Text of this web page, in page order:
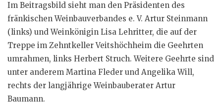
Im Beitragsbild sieht man den Präsidenten des
fränkischen Weinbauverbandes e. V. Artur Steinmann
(links) und Weinkönigin Lisa Lehritter, die auf der
Treppe im Zehntkeller Veitshöchheim die Geehrten
umrahmen, links Herbert Struch. Weitere Geehrte sind
unter anderem Martina Fleder und Angelika Will,
rechts der langjährige Weinbauberater Artur
Baumann.